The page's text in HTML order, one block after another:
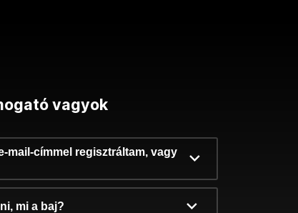
vagyok
mail-címmel regisztráltam, vagy
mi a baj?